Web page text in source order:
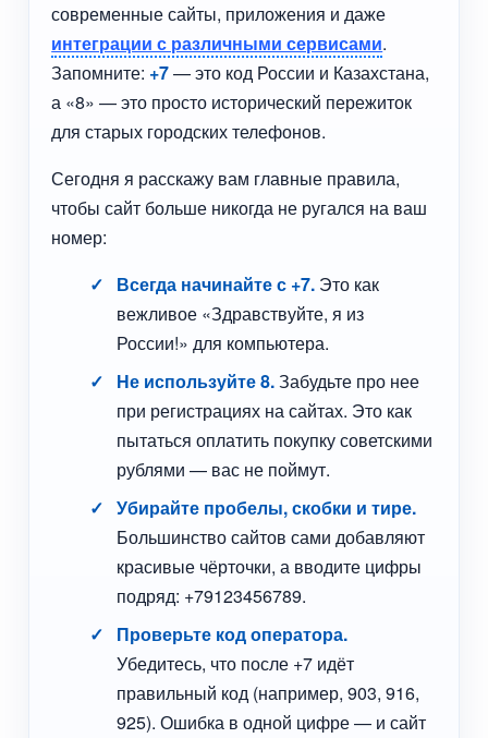
современные сайты, приложения и даже
интеграции с различными сервисами.
Запомните: +7— это код России и Казахстана,
а «8» — это просто исторический пережиток
для старых городских телефонов.
Сегодня я расскажу вам главные правила,
чтобы сайт больше никогда не ругался на ваш
номер:
Всегда начинайте с +7. Это как
вежливое «Здравствуйте, я из
России!» для компьютера.
Не используйте 8.Забудьте про нее
при регистрациях на сайтах. Это как
пытаться оплатить покупку советскими
рублями — вас не поймут.
Убирайте пробелы, скобки и тире.
Большинство сайтов сами добавляют
красивые чёрточки, а вводите цифры
подряд: +79123456789.
Проверьте код оператора.
Убедитесь, что после +7 идёт
правильный код (например, 903, 916,
925). Ошибка в одной цифре — и сайт